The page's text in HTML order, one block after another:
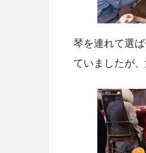
琴を連れて選
ていましたが